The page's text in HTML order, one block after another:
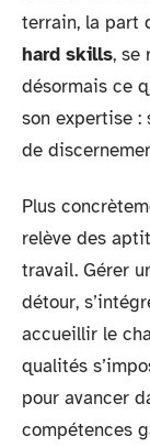
terrain, la part
hard skills, se
désormais ce
son expertise :
de
Plus
relève des
travail. Gérer
détour,
accueillir le
qualités
pour avancer
compétences